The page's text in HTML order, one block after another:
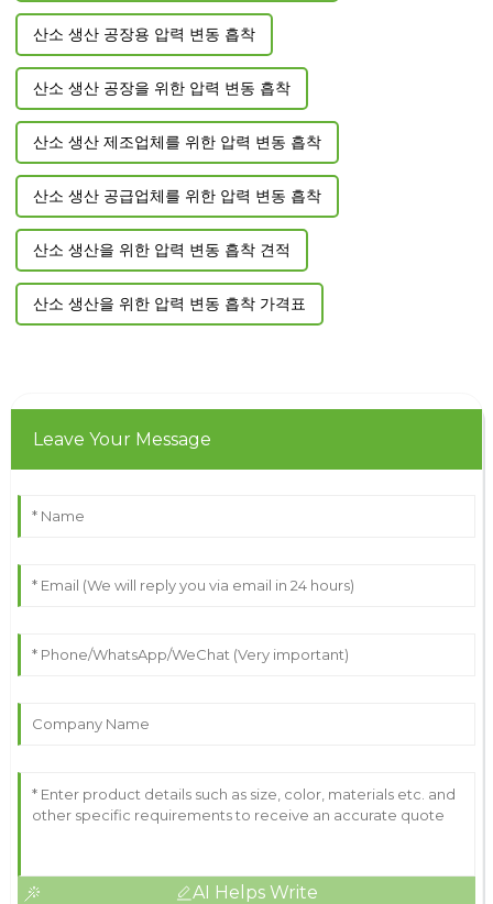
산소 생산 공장용 압력 변동 흡착
산소 생산 공장을 위한 압력 변동 흡착
산소 생산 제조업체를 위한 압력 변동 흡착
산소 생산 공급업체를 위한 압력 변동 흡착
산소 생산을 위한 압력 변동 흡착 견적
산소 생산을 위한 압력 변동 흡착 가격표
Leave Your Message
AI Helps Write